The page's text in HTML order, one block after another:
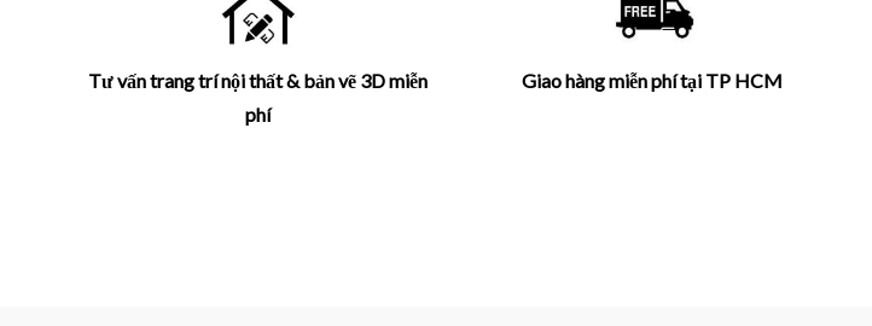
Tư vấn trang trí nội thất & bản vẽ 3D miễn
phí
Giao hàng miễn phí tại TP HCM